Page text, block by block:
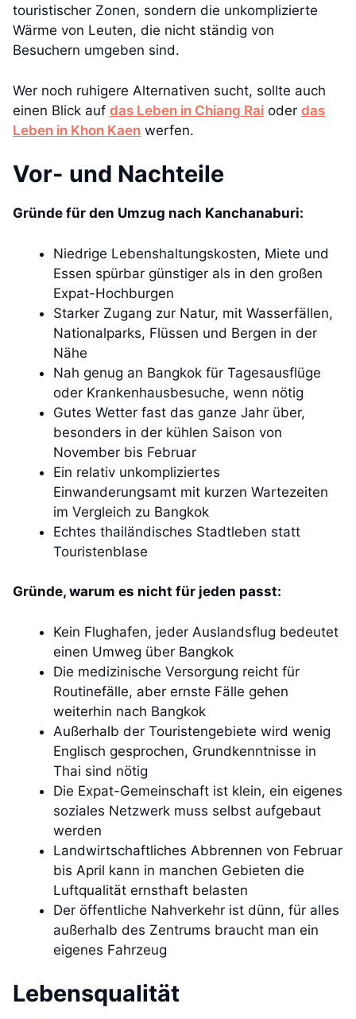
touristischer Zonen, sondern die unkomplizierte
Wärme von Leuten, die nicht ständig von
Besuchern umgeben sind.
Wer noch ruhigere Alternativen sucht, sollte auch
einen Blick auf das Leben in Chiang Rai oder das
Leben in Khon Kaen werfen.
Vor- und Nachteile
Gründe für den Umzug nach Kanchanaburi:
Niedrige Lebenshaltungskosten, Miete und
Essen spürbar günstiger als in den großen
Expat-Hochburgen
Starker Zugang zur Natur, mit Wasserfällen,
Nationalparks, Flüssen und Bergen in der
Nähe
Nah genug an Bangkok für Tagesausflüge
oder Krankenhausbesuche, wenn nötig
Gutes Wetter fast das ganze Jahr über,
besonders in der kühlen Saison von
November bis Februar
Ein relativ unkompliziertes
Einwanderungsamt mit kurzen Wartezeiten
im Vergleich zu Bangkok
Echtes thailändisches Stadtleben statt
Touristenblase
Gründe, warum es nicht für jeden passt:
Kein Flughafen, jeder Auslandsflug bedeutet
einen Umweg über Bangkok
Die medizinische Versorgung reicht für
Routinefälle, aber ernste Fälle gehen
weiterhin nach Bangkok
Außerhalb der Touristengebiete wird wenig
Englisch gesprochen, Grundkenntnisse in
Thai sind nötig
Die Expat-Gemeinschaft ist klein, ein eigenes
soziales Netzwerk muss selbst aufgebaut
werden
Landwirtschaftliches Abbrennen von Februar
bis April kann in manchen Gebieten die
Luftqualität ernsthaft belasten
Der öffentliche Nahverkehr ist dünn, für alles
außerhalb des Zentrums braucht man ein
eigenes Fahrzeug
Lebensqualität